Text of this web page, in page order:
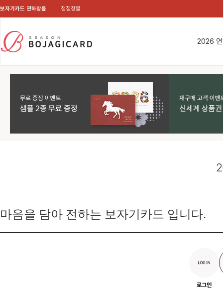
보자기카드 연하장몰 청첩장몰
2026
마음을 담아 전하는 보자기카드 입니다.
로그인